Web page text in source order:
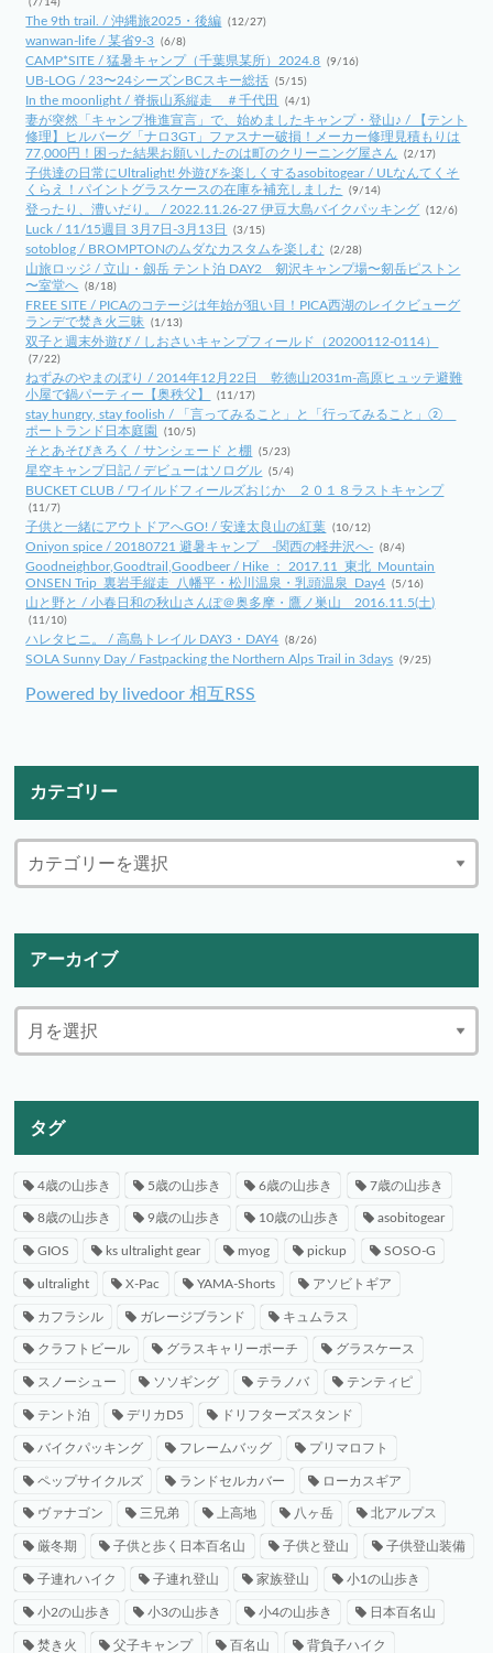
The 9th trail. / 沖縄旅2025・後編 (12/27)
wanwan-life / 某省9-3 (6/8)
CAMP*SITE / 猛暑キャンプ（千葉県某所）2024.8 (9/16)
UB-LOG / 23〜24シーズンBCスキー総括 (5/15)
In the moonlight / 脊振山系縦走 ＃千代田 (4/1)
妻が突然「キャンプ推進宣言」で、始めましたキャンプ・登山♪ / 【テント
修理】ヒルバーグ「ナロ3GT」ファスナー破損！メーカー修理見積もりは
77,000円！困った結果お願いしたのは町のクリーニング屋さん
(2/17)
子供達の日常にUltralight! 外遊びを楽しくするasobitogear / ULなんてくそ
くらえ！パイントグラスケースの在庫を補充しました
(9/14)
登ったり、漕いだり。 / 2022.11.26-27 伊豆大島バイクパッキング (12/6)
Luck / 11/15週目 3月7日-3月13日 (3/15)
sotoblog / BROMPTONのムダなカスタムを楽しむ (2/28)
山旅ロッジ / 立山・劔岳 テント泊 DAY2 剱沢キャンプ場〜剱岳ピストン
〜室堂へ (8/18)
FREE SITE / PICAのコテージは年始が狙い目！PICA西湖のレイクビューグ
ランデで焚き火三昧
(1/13)
双子と週末外遊び / しおさいキャンプフィールド（20200112-0114）
(7/22)
ねずみのやまのぼり / 2014年12月22日 乾徳山2031m-高原ヒュッテ避難
小屋で鍋パーティー【奥秩父】
(11/17)
stay hungry, stay foolish / 「言ってみること」と「行ってみること」②
ポートランド日本庭園
(10/5)
そとあそびきろく / サンシェード と棚 (5/23)
星空キャンプ日記 / デビューはソログル (5/4)
BUCKET CLUB / ワイルドフィールズおじか ２０１８ラストキャンプ
(11/7)
子供と一緒にアウトドアへGO! / 安達太良山の紅葉 (10/12)
Oniyon spice / 20180721 避暑キャンプ -関西の軽井沢へ- (8/4)
Goodneighbor,Goodtrail,Goodbeer / Hike ： 2017.11_東北_Mountain
ONSEN Trip_裏岩手縦走_八幡平・松川温泉・乳頭温泉_Day4 (5/16)
山と野と / 小春日和の秋山さんぽ＠奥多摩・鷹ノ巣山 2016.11.5(土)
(11/10)
ハレタヒニ。 / 高島トレイル DAY3・DAY4 (8/26)
SOLA Sunny Day / Fastpacking the Northern Alps Trail in 3days (9/25)
Powered by livedoor 相互RSS
カテゴリー
アーカイブ
タグ
4歳の山歩き 5歳の山歩き 6歳の山歩き 7歳の山歩き
8歳の山歩き 9歳の山歩き 10歳の山歩き asobitogear
GIOS ks ultralight gear myog pickup SOSO-G
ultralight X-Pac YAMA-Shorts アソビトギア
カフラシル ガレージブランド キュムラス
クラフトビール グラスキャリーポーチ グラスケース
スノーシュー ソソギング テラノバ テンティピ
テント泊 デリカD5 ドリフターズスタンド
バイクパッキング フレームバッグ プリマロフト
ペップサイクルズ ランドセルカバー ローカスギア
ヴァナゴン 三兄弟 上高地 八ヶ岳 北アルプス
厳冬期 子供と歩く日本百名山 子供と登山 子供登山装備
子連れハイク 子連れ登山 家族登山 小1の山歩き
小2の山歩き 小3の山歩き 小4の山歩き 日本百名山
焚き火 父子キャンプ 百名山 背負子ハイク